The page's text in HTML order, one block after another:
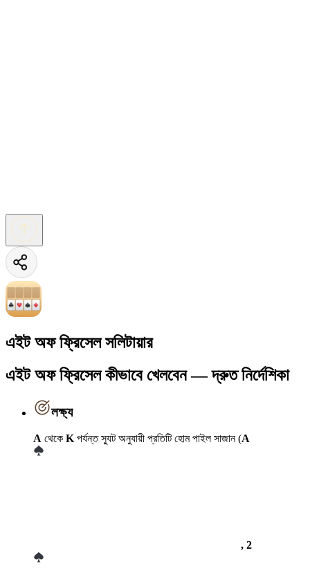
এইট অফ ফ্রিসেল সলিটায়ার
এইট অফ ফ্রিসেল কীভাবে খেলবেন — দ্রুত নির্দেশিকা
লক্ষ্য
A থেকে Kপর্যন্ত স্যুট অনুযায়ী প্রতিটি হোম পাইল সাজান (A
, 2